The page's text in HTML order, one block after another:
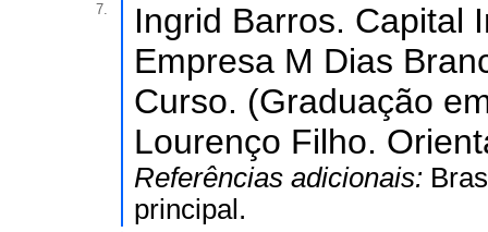
7.
Ingrid Barros. Capital
Empresa M Dias
Curso. (Graduação
Lourenço Filho.
Referências adicionais:
principal.